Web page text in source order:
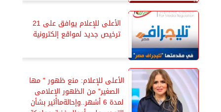
الأعلى للإعلام يوافق على 21
ترخيص جديد لمواقع إلكترونية
الأعلى للإعلام: منع ظهور ” مها
الصغير” من الظهور الإعلامى
لمدة 6 أشهر..وإحالةماأثير بشأن